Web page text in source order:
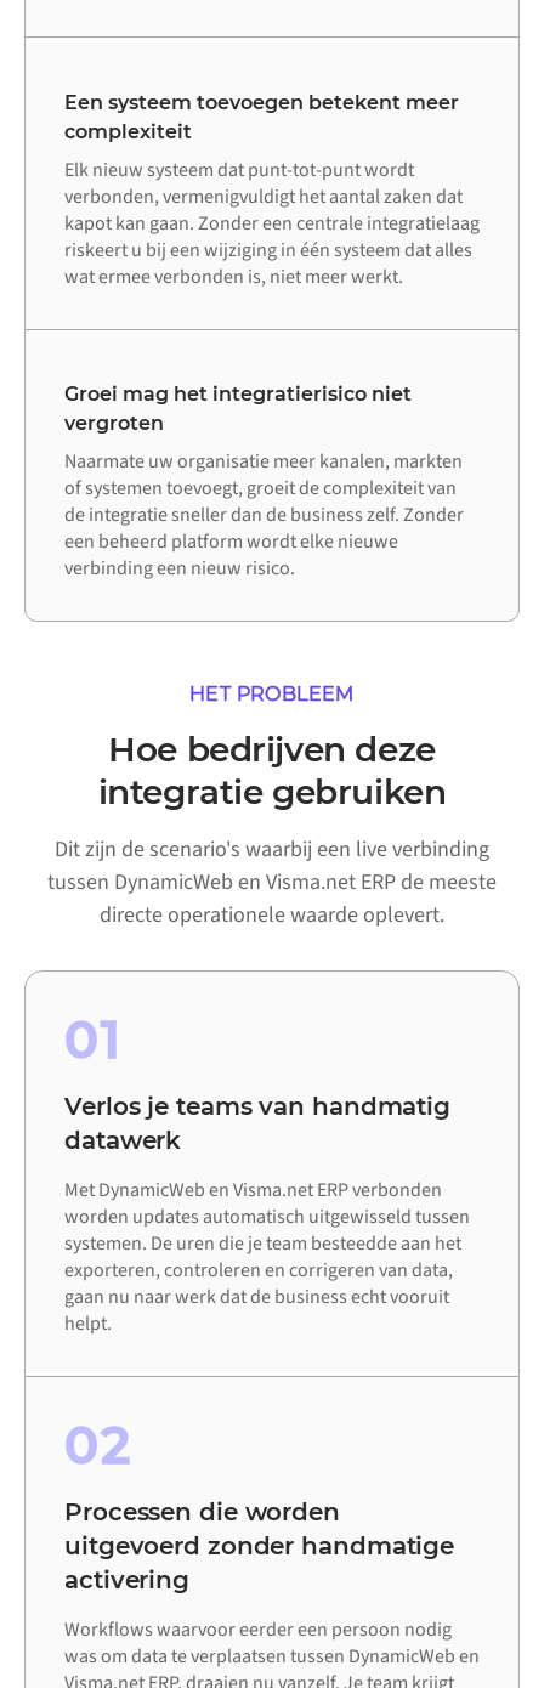
Een systeem toevoegen betekent meer
complexiteit
Elk nieuw systeem dat punt-tot-punt wordt
verbonden, vermenigvuldigt het aantal zaken dat
kapot kan gaan. Zonder een centrale integratielaag
riskeert u bij een wijziging in één systeem dat alles
wat ermee verbonden is, niet meer werkt.
Groei mag het integratierisico niet
vergroten
Naarmate uw organisatie meer kanalen, markten
of systemen toevoegt, groeit de complexiteit van
de integratie sneller dan de business zelf. Zonder
een beheerd platform wordt elke nieuwe
verbinding een nieuw risico.
HET PROBLEEM
Hoe bedrijven deze
integratie gebruiken
Dit zijn de scenario's waarbij een live verbinding
tussen DynamicWeb en Visma.net ERP de meeste
directe operationele waarde oplevert.
01
Verlos je teams van handmatig
datawerk
Met DynamicWeb en Visma.net ERP verbonden
worden updates automatisch uitgewisseld tussen
systemen. De uren die je team besteedde aan het
exporteren, controleren en corrigeren van data,
gaan nu naar werk dat de business echt vooruit
helpt.
02
Processen die worden
uitgevoerd zonder handmatige
activering
Workflows waarvoor eerder een persoon nodig
was om data te verplaatsen tussen DynamicWeb en